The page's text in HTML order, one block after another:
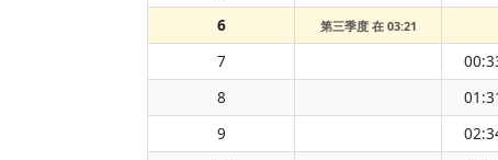
6
第三季度 在 03:21
7
8
9